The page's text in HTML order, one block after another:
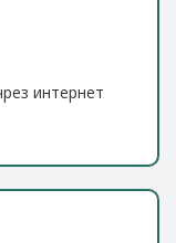
интернет